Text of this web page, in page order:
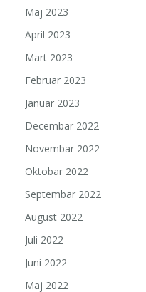
Maj 2023
April 2023
Mart 2023
Februar 2023
Januar 2023
Decembar 2022
Novembar 2022
Oktobar 2022
Septembar 2022
August 2022
Juli 2022
Juni 2022
Maj 2022